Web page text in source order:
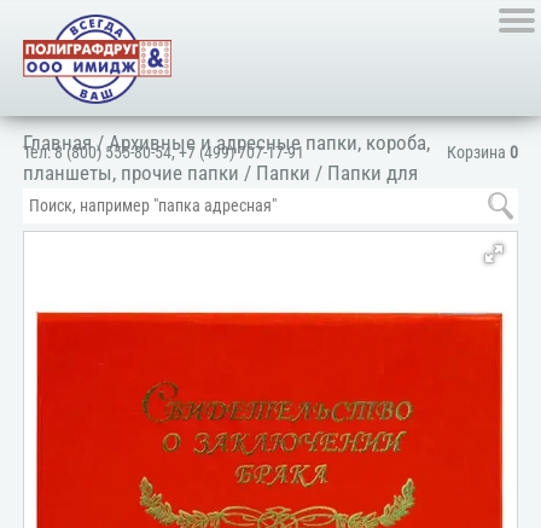
Корзина 0
Тел:8 (800) 555-80-54,+7 (499) 707-17-91
Главная/Архивные и адресные папки, короба,
планшеты, прочие папки / Папки / Папки для
документов/Для личных документов